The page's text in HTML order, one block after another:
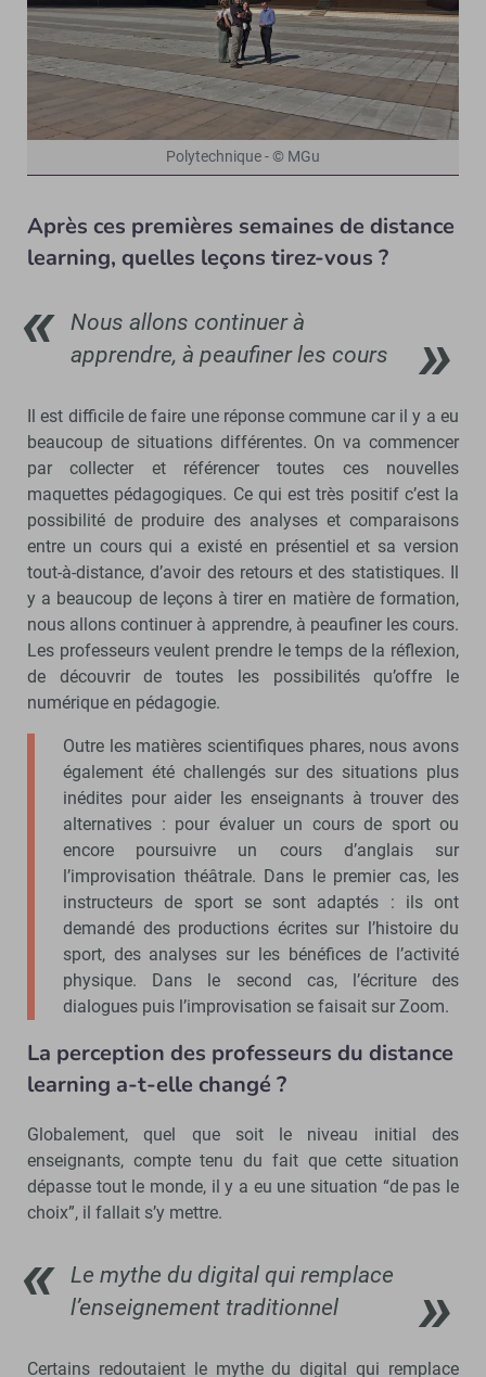
Polytechnique - © MGu
Après ces premières semaines de distance
learning, quelles leçons tirez-vous ?
Nous allons continuer à
apprendre, à peaufiner les cours
Il est difficile de faire une réponse commune car il y a eu
beaucoup de situations différentes. On va commencer
par collecter et référencer toutes ces nouvelles
maquettes pédagogiques. Ce qui est très positif c’est la
possibilité de produire des analyses et comparaisons
entre un cours qui a existé en présentiel et sa version
tout-à-distance, d’avoir des retours et des statistiques. Il
y a beaucoup de leçons à tirer en matière de formation,
nous allons continuer à apprendre, à peaufiner les cours.
Les professeurs veulent prendre le temps de la réflexion,
de découvrir de toutes les possibilités qu’offre le
numérique en pédagogie.
Outre les matières scientifiques phares, nous avons
également été challengés sur des situations plus
inédites pour aider les enseignants à trouver des
alternatives : pour évaluer un cours de sport ou
encore poursuivre un cours d’anglais sur
l’improvisation théâtrale. Dans le premier cas, les
instructeurs de sport se sont adaptés : ils ont
demandé des productions écrites sur l’histoire du
sport, des analyses sur les bénéfices de l’activité
physique. Dans le second cas, l’écriture des
dialogues puis l’improvisation se faisait sur Zoom.
La perception des professeurs du distance
learning a-t-elle changé ?
Globalement, quel que soit le niveau initial des
enseignants, compte tenu du fait que cette situation
dépasse tout le monde, il y a eu une situation “de pas le
choix”, il fallait s’y mettre.
Le mythe du digital qui remplace
l’enseignement traditionnel
Certains redoutaient le mythe du digital qui remplace